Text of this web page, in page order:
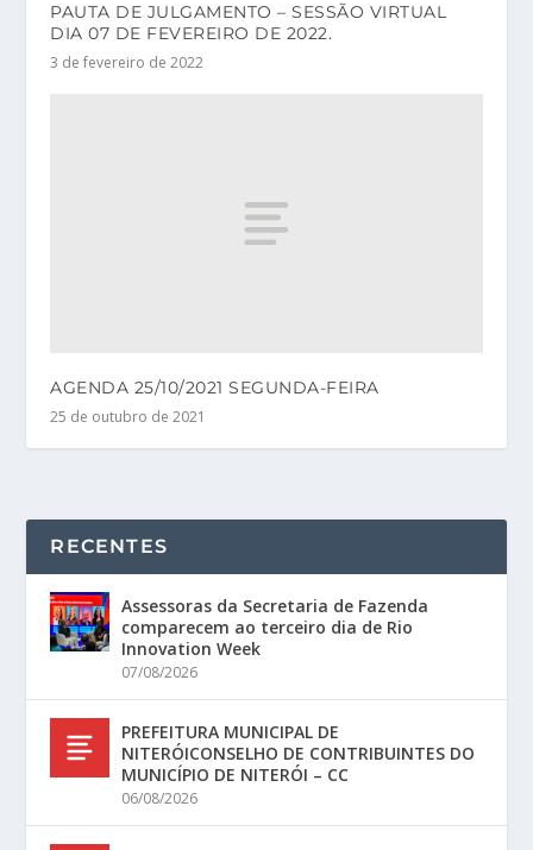
PAUTA DE JULGAMENTO – SESSÃO VIRTUAL
DIA 07 DE FEVEREIRO DE 2022.
3 de fevereiro de 2022
AGENDA 25/10/2021 SEGUNDA-FEIRA
25 de outubro de 2021
RECENTES
Assessoras da Secretaria de Fazenda
comparecem ao terceiro dia de Rio
Innovation Week
07/08/2026
PREFEITURA MUNICIPAL DE
NITERÓICONSELHO DE CONTRIBUINTES DO
MUNICÍPIO DE NITERÓI – CC
06/08/2026